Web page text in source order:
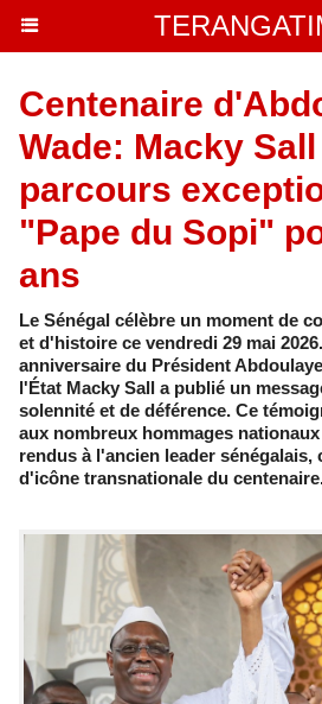
Centenaire
Wade: Macky
parcours
"Pape du Sopi"
ans
Le Sénégal célèbre un moment de
et d'histoire ce vendredi 29 mai
anniversaire du Président
l'État Macky Sall a publié un
solennité et de déférence. Ce
aux nombreux hommages
rendus à l'ancien leader
d'icône transnationale du